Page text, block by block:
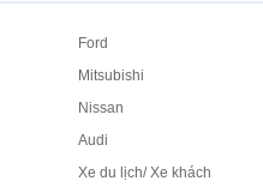
Ford
Mitsubishi
Nissan
Audi
Xe du lịch/ Xe khách